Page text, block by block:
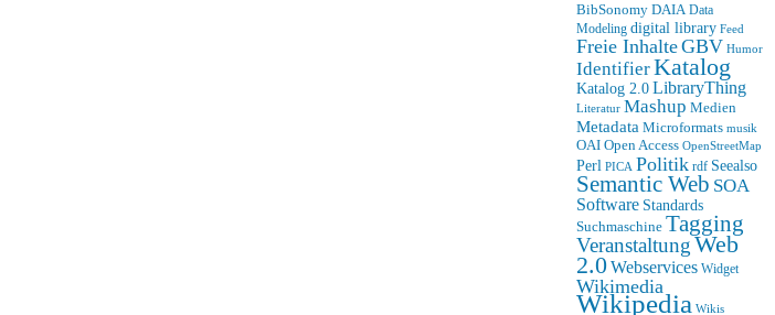
BibSonomy DAIA Data
Modeling digital library Feed
Freie InhalteGBV Humor
IdentifierKatalog
Katalog 2.0 LibraryThing
Literatur Mashup Medien
Metadata Microformats musik
OAI Open Access OpenStreetMap
Perl PICA Politik rdf Seealso
Semantic Web SOA
Software Standards
Suchmaschine Tagging
VeranstaltungWeb
2.0Webservices Widget
Wikimedia
Wikipedia Wikis